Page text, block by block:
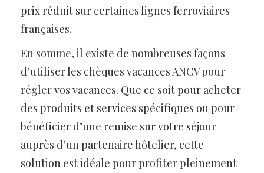
prix réduit sur certaines lignes ferroviaires
françaises.
En somme, il existe de nombreuses façons
d’utiliser les chèques vacances ANCV pour
régler vos vacances. Que ce soit pour acheter
des produits et services spécifiques ou pour
bénéficier d’une remise sur votre séjour
auprès d’un partenaire hôtelier, cette
solution est idéale pour profiter pleinement